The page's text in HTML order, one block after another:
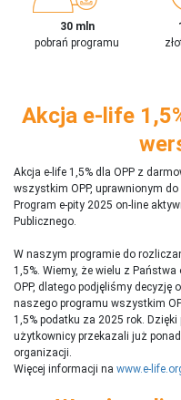
30 mln
pobrań programu
Akcja e-life
Akcja e-life 1,5% dla OPP z
wszystkim OPP, uprawnionym
Program e-pity 2025 on-line
Publicznego.
W naszym programie do
1,5%. Wiemy, że wielu z
OPP, dlatego podjęliśmy decyzję
naszego programu wszystkim
1,5% podatku za 2025 rok.
użytkownicy przekazali już
organizacji.
Więcej informacji na www.e-